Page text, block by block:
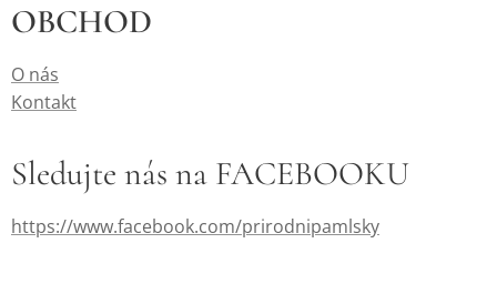
OBCHOD
O nás
Kontakt
Sledujte nás na FACEBOOKU
https://www.facebook.com/prirodnipamlsky